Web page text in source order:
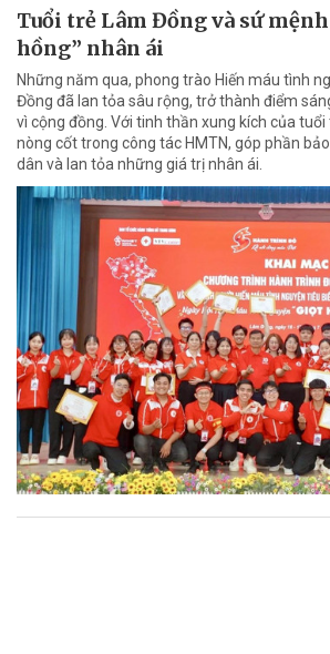
Tuổi trẻ Lâm Đồng và sứ
hồng” nhân ái
Những năm qua, phong trào Hiến máu tình
Đồng đã lan tỏa sâu rộng, trở thành điểm
vì cộng đồng. Với tinh thần xung kích của
nòng cốt trong công tác HMTN, góp phần
dân và lan tỏa những giá trị nhân ái.